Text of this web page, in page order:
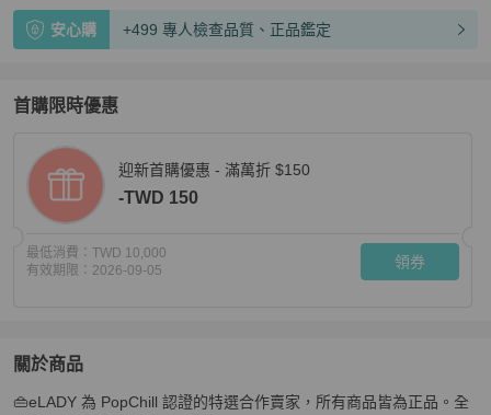
安心購 +499 專人檢查品質、正品鑑定
首購限時優惠
迎新首購優惠 - 滿萬折 $150
-TWD 150
最低消費： TWD 10,000
有效期限： 2026-09-05 領券
關於商品
關於崑崙海軍上將盃系列腕錶 39.610.20 V050 不鏽鋼銀色石
👜eLADY 為 PopChill 認證的特選合作賣家，所有商品皆為正品。全